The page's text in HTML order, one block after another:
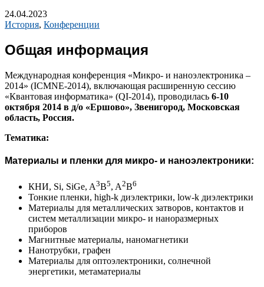
24.04.2023
История, Конференции
Общая информация
Международная конференция «Микро- и наноэлектроника –
2014» (ICMNE-2014), включающая расширенную сессию
«Квантовая информатика» (QI-2014), проводилась 6-10
октября 2014 в д/о «Ершово», Звенигород, Московская
область, Россия.
Тематика:
Материалы и пленки для микро- и наноэлектроники:
КНИ, Si, SiGe, A3B5, A2B6
Тонкие пленки, high-k диэлектрики, low-k диэлектрики
Материалы для металлических затворов, контактов и
систем металлизации микро- и наноразмерных
приборов
Магнитные материалы, наномагнетики
Нанотрубки, графен
Материалы для оптоэлектроники, солнечной
энергетики, метаматериалы